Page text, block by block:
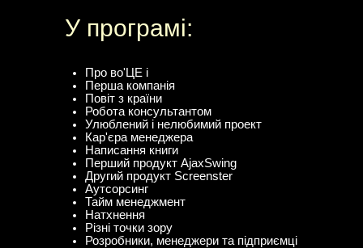
У програмі:
Про во'ЦЕ і
Перша компанія
Повіт з країни
Робота консультантом
Улюблений і нелюбимий проект
Кар'єра менеджера
Написання книги
Перший продукт AjaxSwing
Другий продукт Screenster
Аутсорсинг
Тайм менеджмент
Натхнення
Різні точки зору
Розробники, менеджери та підприємці